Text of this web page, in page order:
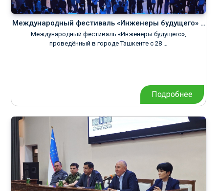
Международный фестиваль «Инженеры будущего» …
Международный фестиваль «Инженеры будущего»,
проведённый в городе Ташкенте с 28 …
Подробнее